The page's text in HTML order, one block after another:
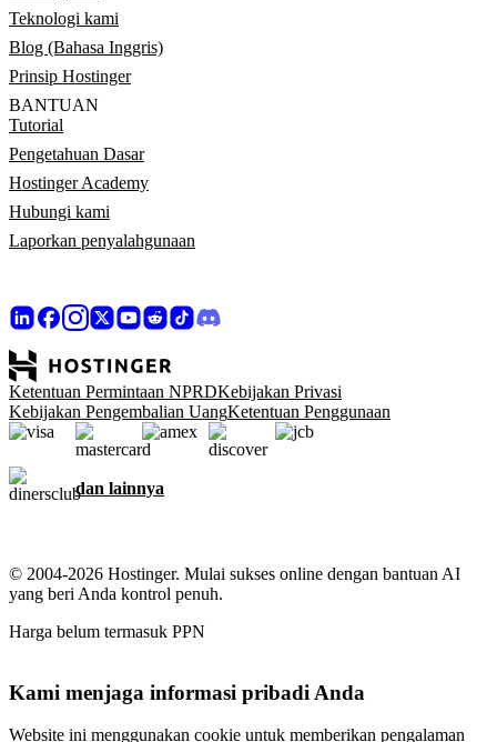
Teknologi kami
Blog (Bahasa Inggris)
Prinsip Hostinger
BANTUAN
Tutorial
Pengetahuan Dasar
Hostinger Academy
Hubungi kami
Laporkan penyalahgunaan
Ketentuan Permintaan NPRDKebijakan Privasi
Kebijakan Pengembalian UangKetentuan Penggunaan
dan lainnya
© 2004-2026 Hostinger. Mulai sukses online dengan bantuan AI
yang beri Anda kontrol penuh.
Harga belum termasuk PPN
Kami menjaga informasi pribadi Anda
Website ini menggunakan cookie untuk memberikan pengalaman